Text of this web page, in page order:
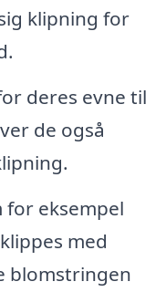
klipning for
deres evne til
de også
for eksempel
med
blomstringen